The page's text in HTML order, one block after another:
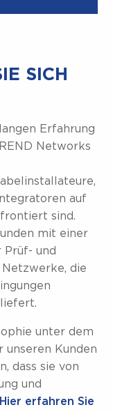
SICH
Erfahrung
Networks
auf
sind.
mit einer
Prüf- und
die
unter dem
unseren Kunden
dass sie von
und
Hier erfahren Sie